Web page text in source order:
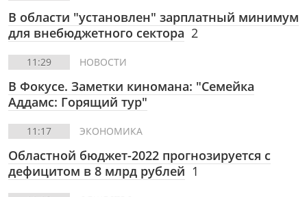
В области "установлен" зарплатный минимум
для внебюджетного сектора 2
11:29 НОВОСТИ
В Фокусе. Заметки киномана: "Семейка
Аддамс: Горящий тур"
11:17 ЭКОНОМИКА
Областной бюджет-2022 прогнозируется с
дефицитом в 8 млрд рублей 1